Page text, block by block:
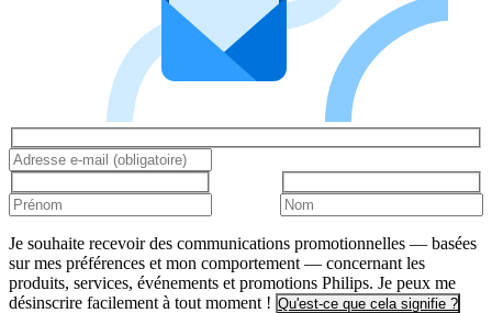
Je souhaite recevoir des communications promotionnelles — basées
sur mes préférences et mon comportement — concernant les
produits, services, événements et promotions Philips. Je peux me
désinscrire facilement à tout moment ! Qu'est-ce que cela signifie ?